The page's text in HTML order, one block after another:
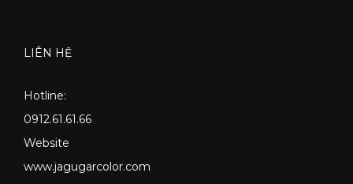
LIÊN HỆ
Hotline:
0912.61.61.66
Website
www.jagugarcolor.com